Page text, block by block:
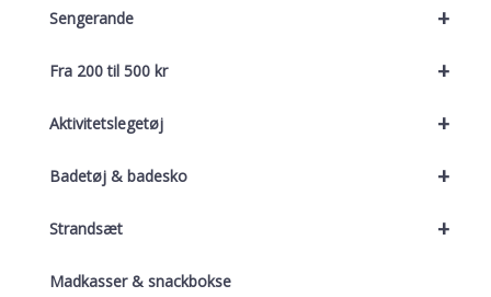
+
Sengerande
+
Fra 200 til 500 kr
+
Aktivitetslegetøj
+
Badetøj & badesko
+
Strandsæt
Madkasser & snackbokse